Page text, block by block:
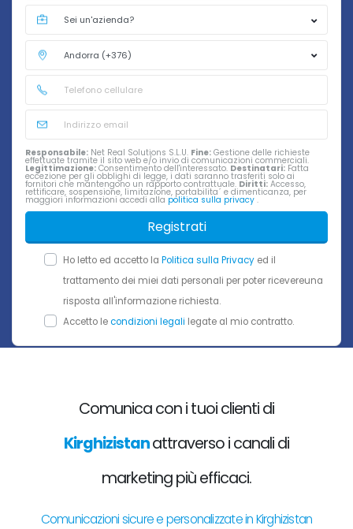
Responsabile: Net Real Solutions S.L.U. Fine: Gestione delle richieste
effettuate tramite il sito web e/o invio di comunicazioni commerciali.
Legittimazione: Consentimento dell'interessato. Destinatari: Fatta
eccezione per gli obblighi di legge, i dati saranno trasferiti solo ai
fornitori che mantengono un rapporto contrattuale. Diritti: Accesso,
rettificare, sospensione, limitazione, portabilita´ e dimenticanza, per
maggiori informazioni accedi alla politica sulla privacy .
Registrati
Ho letto ed accetto la Politica sulla Privacy ed il
trattamento dei miei dati personali per poter ricevereuna
risposta all'informazione richiesta.
Accetto lecondizioni legali legate al mio contratto.
Comunica con i tuoi clienti di
Kirghizistanattraverso i canali di
marketing più efficaci.
Comunicazioni sicure e personalizzate in Kirghizistan